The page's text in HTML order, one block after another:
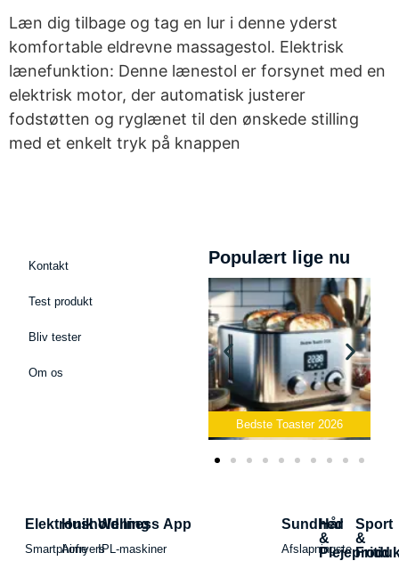
Læn dig tilbage og tag en lur i denne yderst
komfortable eldrevne massagestol. Elektrisk
lænefunktion: Denne lænestol er forsynet med en
elektrisk motor, der automatisk justerer
fodstøtten og ryglænet til den ønskede stilling
med et enkelt tryk på knappen
Kontakt
Test produkt
Bliv tester
Om os
Populært lige nu
Bedste Toaster 2026
Elektronik
Smartphone
Husholdning
Airfryers
Wellness App
IPL-maskiner
Sundhed
Afslapningste
Hår
&
Sport
&
Fritid